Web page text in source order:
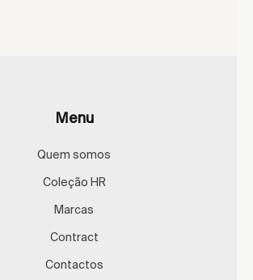
Menu
Quem somos
Coleção HR
Marcas
Contract
Contactos